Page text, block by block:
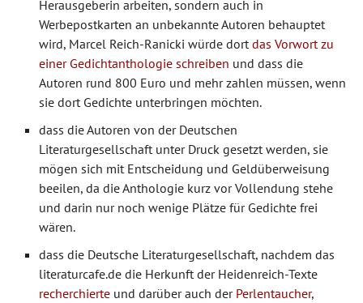
Herausgeberin arbeiten, sondern auch in
Werbepostkarten an unbekannte Autoren behauptet
wird, Marcel Reich-Ranicki würde dortdas Vorwort zu
einer Gedichtanthologie schreiben und dass die
Autoren rund 800 Euro und mehr zahlen müssen, wenn
sie dort Gedichte unterbringen möchten.
dass die Autoren von der Deutschen
Literaturgesellschaft unter Druck gesetzt werden, sie
mögen sich mit Entscheidung und Geldüberweisung
beeilen, da die Anthologie kurz vor Vollendung stehe
und darin nur noch wenige Plätze für Gedichte frei
wären.
dass die Deutsche Literaturgesellschaft, nachdem das
literaturcafe.de die Herkunft der Heidenreich-Texte
recherchierte und darüber auch der Perlentaucher,